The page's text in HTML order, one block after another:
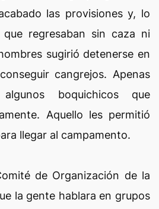
las provisiones y, lo
regresaban sin caza ni
sugirió detenerse en
cangrejos. Apenas
boquichicos que
Aquello les permitió
llegar al campamento.
de Organización de la
la gente hablara en grupos